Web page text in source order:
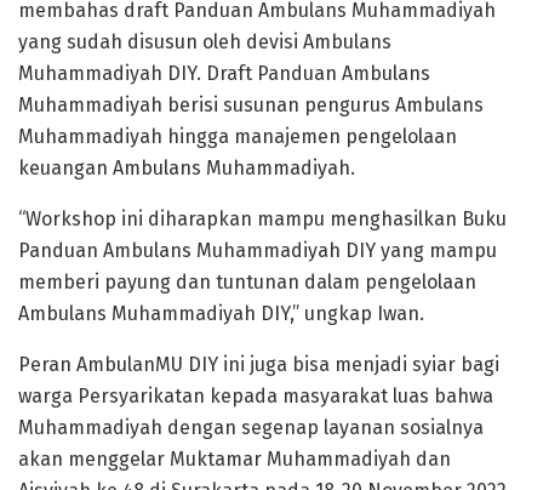
membahas draft Panduan Ambulans Muhammadiyah
yang sudah disusun oleh devisi Ambulans
Muhammadiyah DIY. Draft Panduan Ambulans
Muhammadiyah berisi susunan pengurus Ambulans
Muhammadiyah hingga manajemen pengelolaan
keuangan Ambulans Muhammadiyah.
“Workshop ini diharapkan mampu menghasilkan Buku
Panduan Ambulans Muhammadiyah DIY yang mampu
memberi payung dan tuntunan dalam pengelolaan
Ambulans Muhammadiyah DIY,” ungkap Iwan.
Peran AmbulanMU DIY ini juga bisa menjadi syiar bagi
warga Persyarikatan kepada masyarakat luas bahwa
Muhammadiyah dengan segenap layanan sosialnya
akan menggelar Muktamar Muhammadiyah dan